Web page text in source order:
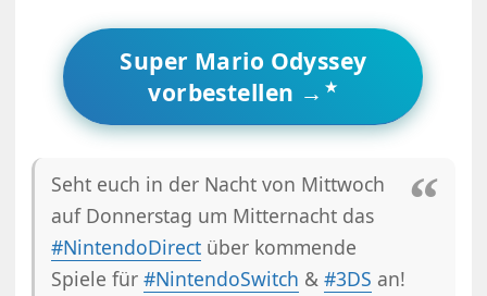
Super Mario Odyssey
vorbestellen →
Seht euch in der Nacht von Mittwoch
auf Donnerstag um Mitternacht das
#NintendoDirect über kommende
Spiele für#NintendoSwitch &#3DS an!